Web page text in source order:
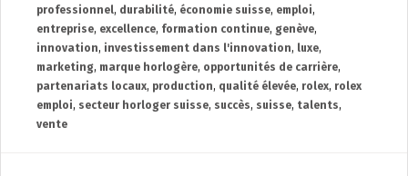
professionnel, durabilité, économie suisse, emploi,
entreprise, excellence, formation continue, genève,
innovation, investissement dans l'innovation, luxe,
marketing, marque horlogère, opportunités de carrière,
partenariats locaux, production, qualité élevée, rolex, rolex
emploi, secteur horloger suisse, succès, suisse, talents,
vente